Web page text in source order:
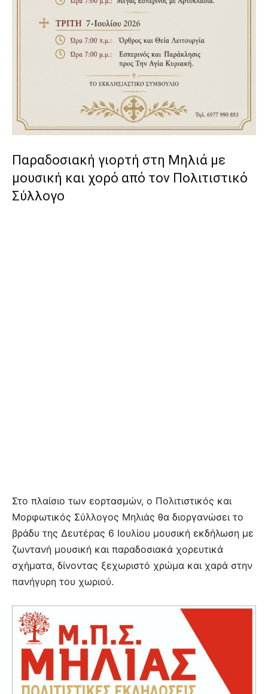
Παραδοσιακή γιορτή στη Μηλιά με
μουσική και χορό από τον Πολιτιστικό
Σύλλογο
Στο πλαίσιο των εορτασμών, ο Πολιτιστικός και
Μορφωτικός Σύλλογος Μηλιάς θα διοργανώσει το
βράδυ της Δευτέρας 6 Ιουλίου μουσική εκδήλωση με
ζωντανή μουσική και παραδοσιακά χορευτικά
σχήματα, δίνοντας ξεχωριστό χρώμα και χαρά στην
πανήγυρη του χωριού.